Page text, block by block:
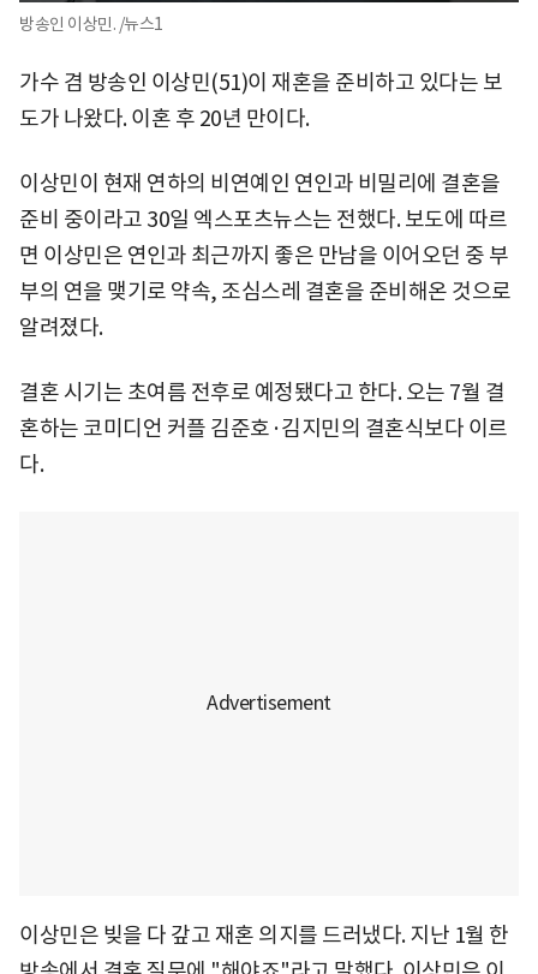
방송인 이상민. /뉴스1
가수 겸 방송인 이상민(51)이 재혼을 준비하고 있다는 보
도가 나왔다. 이혼 후 20년 만이다.
이상민이 현재 연하의 비연예인 연인과 비밀리에 결혼을
준비 중이라고 30일 엑스포츠뉴스는 전했다. 보도에 따르
면 이상민은 연인과 최근까지 좋은 만남을 이어오던 중 부
부의 연을 맺기로 약속, 조심스레 결혼을 준비해온 것으로
알려졌다.
결혼 시기는 초여름 전후로 예정됐다고 한다. 오는 7월 결
혼하는 코미디언 커플 김준호·김지민의 결혼식보다 이르
다.
이상민은 빚을 다 갚고 재혼 의지를 드러냈다. 지난 1월 한